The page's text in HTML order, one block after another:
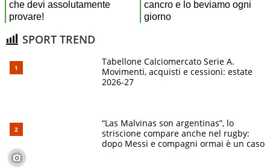
SPORT TREND
Tabellone Calciomercato Serie A.
Movimenti, acquisti e cessioni: estate
2026-27
“Las Malvinas son argentinas”, lo
striscione compare anche nel rugby:
dopo Messi e compagni ormai è un caso